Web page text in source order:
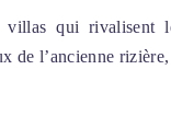
villas qui rivalisent
de l’ancienne